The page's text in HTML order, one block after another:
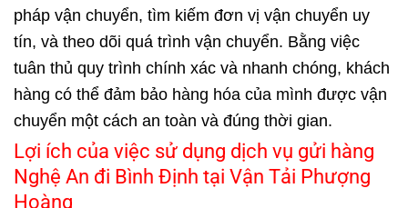
pháp vận chuyển, tìm kiếm đơn vị vận chuyển uy
tín, và theo dõi quá trình vận chuyển. Bằng việc
tuân thủ quy trình chính xác và nhanh chóng, khách
hàng có thể đảm bảo hàng hóa của mình được vận
chuyển một cách an toàn và đúng thời gian.
Lợi ích của việc sử dụng dịch vụ gửi hàng
Nghệ An đi Bình Định tại Vận Tải Phượng
Hoàng